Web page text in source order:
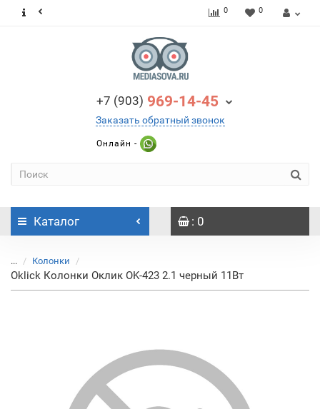
0 0
+7 (903) 969-14-45
Заказать обратный звонок
Онлайн -
Каталог : 0
... Колонки
Oklick Колонки Оклик OK-423 2.1 черный 11Вт